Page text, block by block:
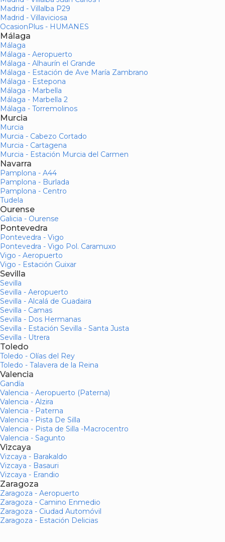
Madrid - Villalba P29
Madrid - Villaviciosa
OcasionPlus - HUMANES
Málaga
Málaga
Málaga - Aeropuerto
Málaga - Alhaurín el Grande
Málaga - Estación de Ave María Zambrano
Málaga - Estepona
Málaga - Marbella
Málaga - Marbella 2
Málaga - Torremolinos
Murcia
Murcia
Murcia - Cabezo Cortado
Murcia - Cartagena
Murcia - Estación Murcia del Carmen
Navarra
Pamplona - A44
Pamplona - Burlada
Pamplona - Centro
Tudela
Ourense
Galicia - Ourense
Pontevedra
Pontevedra - Vigo
Pontevedra - Vigo Pol. Caramuxo
Vigo - Aeropuerto
Vigo - Estación Guixar
Sevilla
Sevilla
Sevilla - Aeropuerto
Sevilla - Alcalá de Guadaira
Sevilla - Camas
Sevilla - Dos Hermanas
Sevilla - Estación Sevilla - Santa Justa
Sevilla - Utrera
Toledo
Toledo - Olías del Rey
Toledo - Talavera de la Reina
Valencia
Gandía
Valencia - Aeropuerto (Paterna)
Valencia - Alzira
Valencia - Paterna
Valencia - Pista De Silla
Valencia - Pista de Silla -Macrocentro
Valencia - Sagunto
Vizcaya
Vizcaya - Barakaldo
Vizcaya - Basauri
Vizcaya - Erandio
Zaragoza
Zaragoza - Aeropuerto
Zaragoza - Camino Enmedio
Zaragoza - Ciudad Automóvil
Zaragoza - Estación Delicias